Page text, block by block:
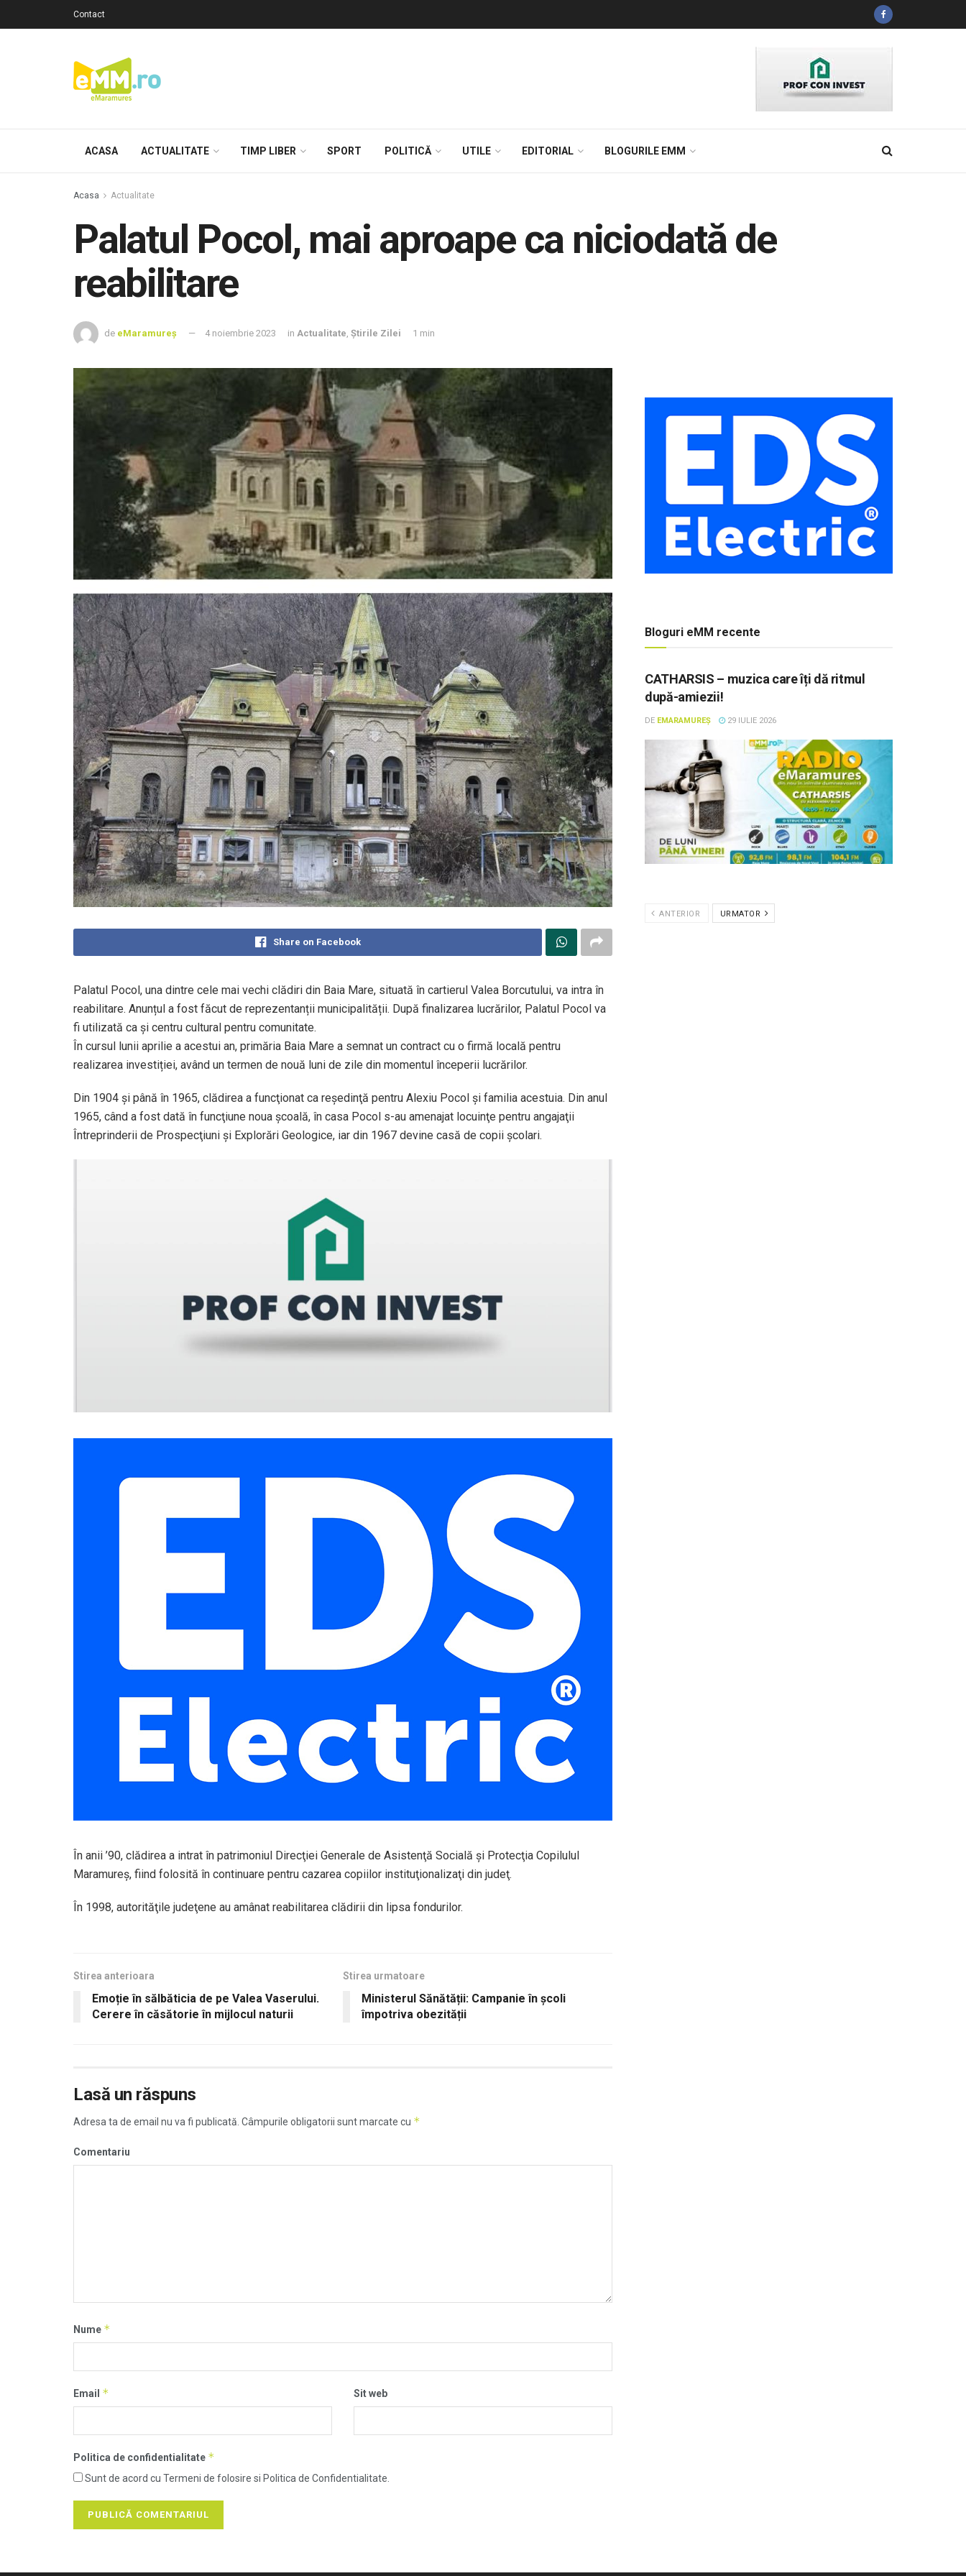
Contact
ACASA ACTUALITATE TIMP LIBER SPORT POLITICĂ UTILE EDITORIAL BLOGURILE EMM
Acasa Actualitate
Palatul Pocol, mai aproape ca niciodată de
reabilitare
de eMaramureș 4 noiembrie 2023 in Actualitate, Știrile Zilei 1 min
Share on Facebook
Palatul Pocol, una dintre cele mai vechi clădiri din Baia Mare, situată în cartierul Valea Borcutului, va intra în
reabilitare. Anunțul a fost făcut de reprezentanții municipalității. După finalizarea lucrărilor, Palatul Pocol va
fi utilizată ca şi centru cultural pentru comunitate.
În cursul lunii aprilie a acestui an, primăria Baia Mare a semnat un contract cu o firmă locală pentru
realizarea investiției, având un termen de nouă luni de zile din momentul începerii lucrărilor.
Din 1904 şi până în 1965, clădirea a funcţionat ca reşedinţă pentru Alexiu Pocol şi familia acestuia. Din anul
1965, când a fost dată în funcţiune noua şcoală, în casa Pocol s-au amenajat locuinţe pentru angajaţii
Întreprinderii de Prospecţiuni şi Explorări Geologice, iar din 1967 devine casă de copii şcolari.
În anii ’90, clădirea a intrat în patrimoniul Direcţiei Generale de Asistenţă Socială şi Protecţia CopiluluI
Maramureş, fiind folosită în continuare pentru cazarea copiilor instituţionalizaţi din judeţ.
În 1998, autorităţile judeţene au amânat reabilitarea clădirii din lipsa fondurilor.
Stirea anterioara
Emoție în sălbăticia de pe Valea Vaserului.
Cerere în căsătorie în mijlocul naturii
Stirea urmatoare
Ministerul Sănătății: Campanie în școli
împotriva obezității
Lasă un răspuns
Adresa ta de email nu va fi publicată. Câmpurile obligatorii sunt marcate cu *
Comentariu
Nume *
Email * Sit web
Politica de confidentialitate *
Sunt de acord cu Termeni de folosire si Politica de Confidentialitate.
Bloguri eMM recente
CATHARSIS – muzica care îți dă ritmul
după-amiezii!
DE EMARAMUREȘ 29 IULIE 2026
ANTERIOR URMATOR